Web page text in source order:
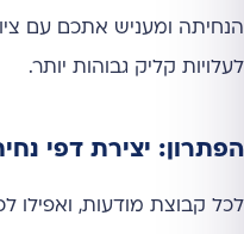
הנחיתה ומעניש אתכם עם
לעלויות קליק גבוהות יותר.
הפתרון: יצירת דפי
לכל קבוצת מודעות, ואפילו